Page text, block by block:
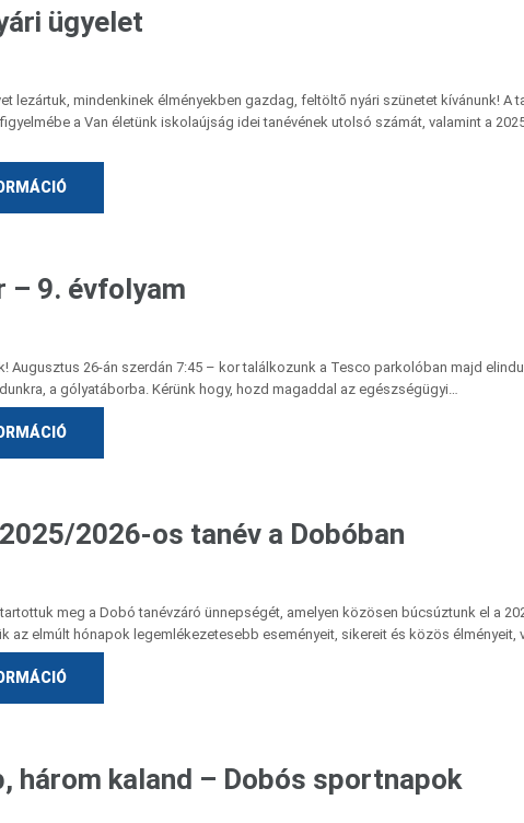
ügyelet
lezártuk, mindenkinek élményekben gazdag, feltöltő nyári szünetet kívánunk! A
a Van életünk iskolaújság idei tanévének utolsó számát, valamint a
– 9. évfolyam
Augusztus 26-án szerdán 7:45 – kor találkozunk a Tesco parkolóban majd
a gólyatáborba. Kérünk hogy, hozd magaddal az egészségügyi…
2026-os tanév a Dobóban
meg a Dobó tanévzáró ünnepségét, amelyen közösen búcsúztunk el a
az elmúlt hónapok legemlékezetesebb eseményeit, sikereit és közös élményeit,
három kaland – Dobós sportnapok